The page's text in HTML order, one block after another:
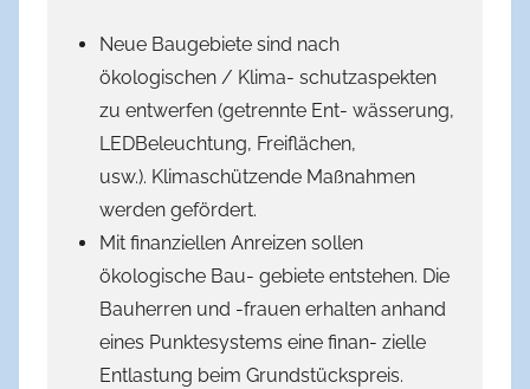
Neue Baugebiete sind nach
ökologischen / Klima- schutzaspekten
zu entwerfen (getrennte Ent- wässerung,
LED­Beleuchtung, Freiflächen,
usw.). Klimaschützende Maßnahmen
werden gefördert.
Mit finanziellen Anreizen sollen
ökologische Bau- gebiete entstehen. Die
Bauherren und -frauen erhalten anhand
eines Punktesystems eine finan- zielle
Entlastung beim Grundstückspreis.